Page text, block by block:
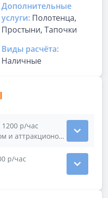
Дополнительные
услуги: Полотенца,
Простыни, Тапочки
Виды расчёта:
Наличные
1200 р/час
и аттракционом горки
Большой зал
р/час
Малый зал